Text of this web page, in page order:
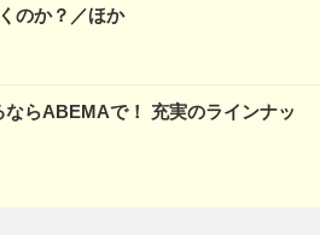
のか？／ほか
ならABEMAで！ 充実のラインナッ